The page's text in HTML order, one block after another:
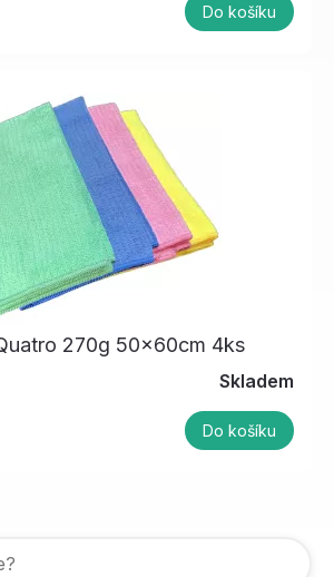
Do košíku
270g 50x60cm 4ks
Skladem
Do košíku